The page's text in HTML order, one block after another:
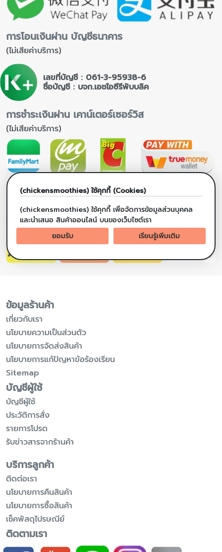
การโอนเงินผ่าน บัญชีธนาคาร
(ไม่เสียค่าบริการ)
เลขที่บัญชี : 061-3-95938-6
ชื่อบัญชี : บจก.เอชไอซีรีพับบลิค
การชำระเงินผ่าน เคาน์เตอร์เซอร์วิส
(ไม่เสียค่าบริการ)
ช่องทางขนส่งสินค้า
จัดส่งสินค้าภายใน 3-7 วันทำการ
ข้อมูลร้านค้า
เกี่ยวกับเรา
นโยบายความเป็นส่วนตัว
นโยบายการจัดส่งสินค้า
นโยบายการแก้ปัญหาข้อร้องเรียน
Sitemap
บัญชีผู้ใช้
บัญชีผู้ใช้
ประวัติการสั่ง
รายการโปรด
รับข่าวสารจากร้านค้า
บริการลูกค้า
ติดต่อเรา
นโยบายการคืนสินค้า
นโยบายการซื้อสินค้า
เช็คพัสดุไปรษณีย์
ติดตามเรา
(chickensmoothies) ใช้คุกกี้ (Cookies)
(chickensmoothies) ใช้คุกกี้ เพื่อจัดการข้อมูลส่วนบุคคล
และนำเสนอ สินค้าออนไลน์ บนของเว็บไซต์เรา
ยอมรับ
เรียนรู้เพิ่มเติม